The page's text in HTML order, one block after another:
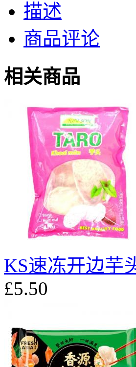
描述
商品评论
相关商品
KS速冻开边芋
£5.50